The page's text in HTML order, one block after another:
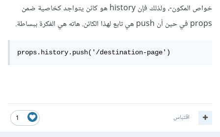
خواص المكون-، ولذلك فإن history هو كائن يتواجد كخاصية ضمن
props في حين أن push هي تابع لهذا الكائن. هاته هي الفكرة ببساطة.
props.history.push('/destination-page')
1 اقتباس